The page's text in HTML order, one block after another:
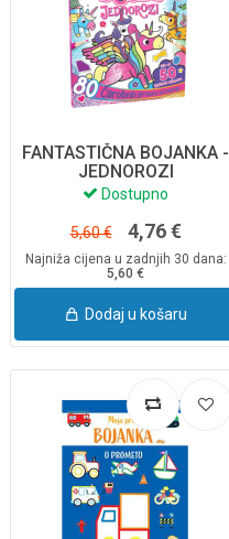
FANTASTIČNA BOJANKA -
JEDNOROZI
Dostupno
5,60 € 4,76 €
Najniža cijena u zadnjih 30 dana:
5,60 €
Dodaj u košaru